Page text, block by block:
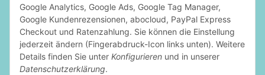
Google Analytics, Google Ads, Google Tag Manager,
Google Kundenrezensionen, abocloud, PayPal Express
Checkout und Ratenzahlung. Sie können die Einstellung
jederzeit ändern (Fingerabdruck-Icon links unten). Weitere
Details finden Sie unter Konfigurieren und in unserer
Datenschutzerklärung.